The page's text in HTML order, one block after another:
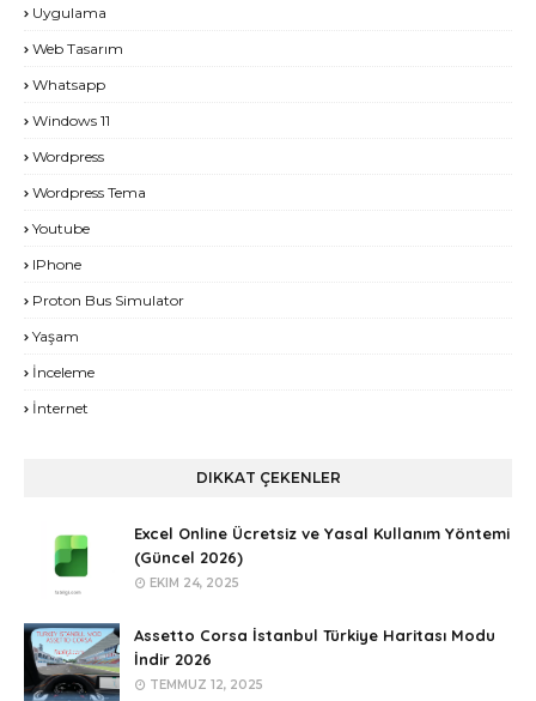
Uygulama
Web Tasarım
Whatsapp
Windows 11
Wordpress
Wordpress Tema
Youtube
IPhone
Proton Bus Simulator
Yaşam
İnceleme
İnternet
DIKKAT ÇEKENLER
Excel Online Ücretsiz ve Yasal Kullanım Yöntemi
(Güncel 2026)
EKIM 24, 2025
Assetto Corsa İstanbul Türkiye Haritası Modu
İndir 2026
TEMMUZ 12, 2025